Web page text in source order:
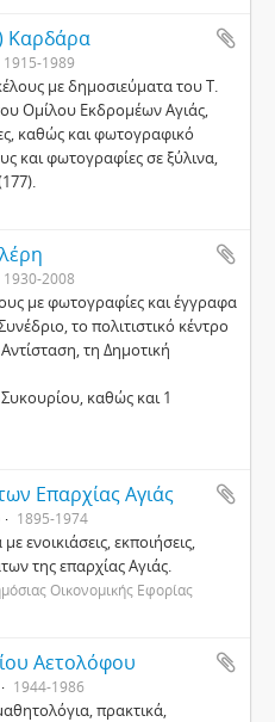
Καρδάρα
1915-1989
με δημοσιεύματα του Τ.
Ομίλου Εκδρομέων Αγιάς,
καθώς και φωτογραφικό
και φωτογραφίες σε ξύλινα,
1930-2008
με φωτογραφίες και έγγραφα
το πολιτιστικό κέντρο
τη Δημοτική
καθώς και 1
Επαρχίας Αγιάς
1895-1974
ενοικιάσεις, εκποιήσεις,
της επαρχίας Αγιάς.
Οικονομικής Εφορίας
Αετολόφου
1944-1986
πρακτικά,